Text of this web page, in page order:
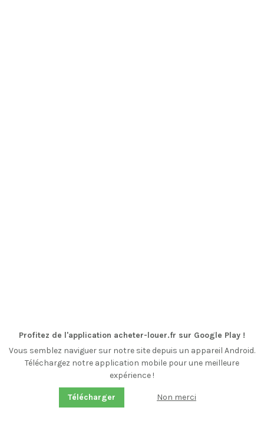
Profitez de l'application acheter-louer.fr sur Google Play !
Vous semblez naviguer sur notre site depuis un appareil Android.
Téléchargez notre application mobile pour une meilleure
expérience !
Télécharger Non merci